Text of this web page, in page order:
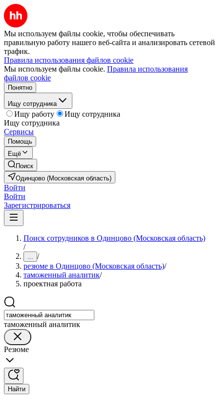
Мы используем файлы cookie, чтобы обеспечивать
правильную работу нашего веб-сайта и анализировать сетевой
трафик.
Правила использования файлов cookie
Мы используем файлы cookie. Правила использования
файлов cookie
Понятно
Ищу сотрудника
Ищу работу
Ищу сотрудника
Ищу сотрудника
Сервисы
Помощь
Ещё
Поиск
Одинцово (Московская область)
Войти
Войти
Зарегистрироваться
Поиск сотрудников в Одинцово (Московская область)
/
... /
резюме в Одинцово (Московская область)/
таможенный аналитик/
проектная работа
таможенный аналитик
Резюме
Найти